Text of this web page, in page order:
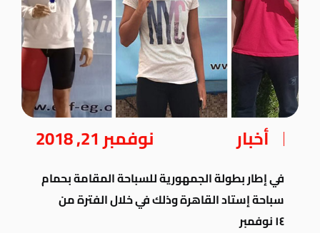
أخبار نوفمبر 21, 2018
في إطار بطولة الجمهورية للسباحة المقامة بحمام
سباحة إستاد القاهرة وذلك في خلال الفترةمن
١٤ نوفمبر